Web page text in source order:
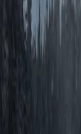
上传要求
下载问题
充值支付
提现收益
帮助中心
本网站内
他作品情